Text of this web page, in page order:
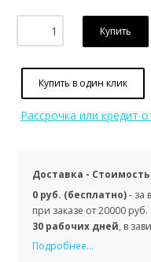
Купить
Купить в один клик
Рассрочка или кредит
Доставка -
0 руб. (бесплатно)- за
при заказе от 20000
30 рабочих дней, в
Подробнее...